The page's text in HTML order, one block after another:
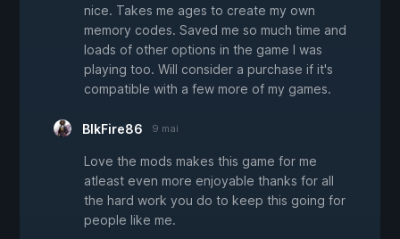
nice. Takes me ages to create my own
memory codes. Saved me so much time and
loads of other options in the game I was
playing too. Will consider a purchase if it's
compatible with a few more of my games.
BlkFire86 9 mai
Love the mods makes this game for me
atleast even more enjoyable thanks for all
the hard work you do to keep this going for
people like me.